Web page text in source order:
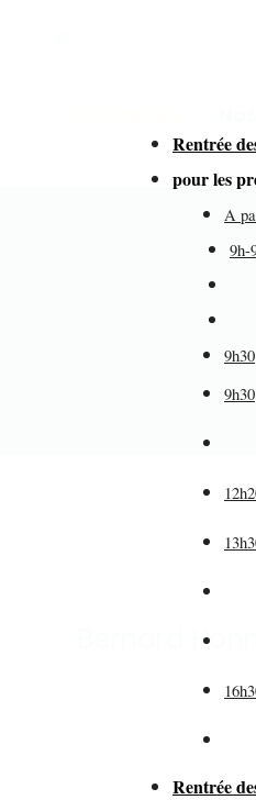
Rentrée
pour les
A
9h-
9h30
9h30
Rentrée
Bernard